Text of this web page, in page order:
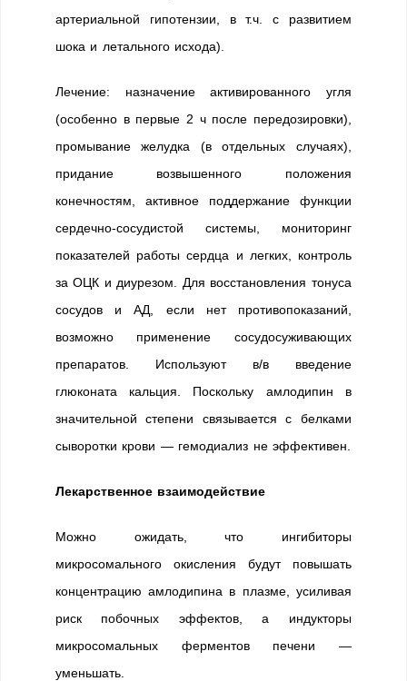
артериальной гипотензии, в т.ч. с развитием
шока и летального исхода).
Лечение: назначение активированного угля
(особенно в первые 2 ч после передозировки),
промывание желудка (в отдельных случаях),
придание возвышенного положения
конечностям, активное поддержание функции
сердечно-сосудистой системы, мониторинг
показателей работы сердца и легких, контроль
за ОЦК и диурезом. Для восстановления тонуса
сосудов и АД, если нет противопоказаний,
возможно применение сосудосуживающих
препаратов. Используют в/в введение
глюконата кальция. Поскольку амлодипин в
значительной степени связывается с белками
сыворотки крови — гемодиализ не эффективен.
Лекарственное взаимодействие
Можно ожидать, что ингибиторы
микросомального окисления будут повышать
концентрацию амлодипина в плазме, усиливая
риск побочных эффектов, а индукторы
микросомальных ферментов печени —
уменьшать.